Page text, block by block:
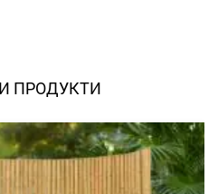
ПРОДУКТИ